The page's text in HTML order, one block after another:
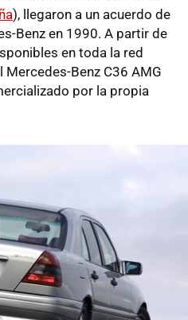
), llegaron a un acuerdo de
Benz en 1990. A partir de
en toda la red
Benz C36 AMG
por la propia